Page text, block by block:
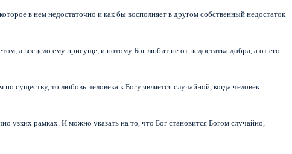
в нем недостаточно и как бы восполняет в другом собственный недостаток
а всецело ему присуще, и потому Бог любит не от недостатка добра, а от его
существу, то любовь человека к Богу является случайной, когда человек
узких рамках. И можно указать на то, что Бог становится Богом случайно,